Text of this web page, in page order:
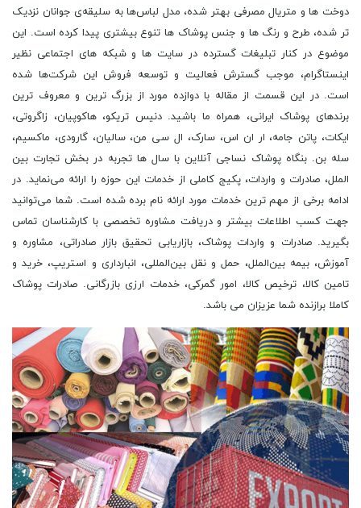
دوخت ‌ها و متریال مصرفی بهتر شده، مدل لباس‌ها به سلیقه‌ی جوانان نزدیک
‌تر شده، طرح و رنگ ‌ها و جنس پوشاک‌ ها تنوع بیشتری پیدا کرده است. این
موضوع در کنار تبلیغات گسترده در سایت‌ ها و شبکه ‌های اجتماعی نظیر
اینستاگرام، موجب گسترش فعالیت و توسعه فروش این شرکت‌ها شده
است. در این قسمت از مقاله با دوازده مورد از بزرگ ‌ترین و معروف ‌ترین
برندهای پوشاک ایرانی، همراه ما باشید. دنیس تریکو، هاکوپیان، زاگروتی،
ایکات، پاتن جامه، ار ان اس، سارک، ال سی من، سالیان، گارودی، ماکسیم،
سله بن. بنگاه پوشاک نساجی آنلاین با سال ‌ها تجربه در بخش تجارت بین‌
الملل، صادرات و واردات، پکیج کاملی از خدمات این حوزه را ارائه می‌نماید. در
ادامه برخی از مهم ‌ترین خدمات مورد ارائه نام برده شده است. شما می‌توانید
جهت کسب اطلاعات بیشتر و دریافت مشاوره تخصصی با کارشناسان تماس
بگیرید. صادرات و واردات پوشاک، بازاریابی تحقیق بازار صادراتی، مشاوره و
آموزش، بیمه بین‌الملل، حمل و نقل بین‌المللی، انبارداری و استریپ، خرید و
تامین کالا، ترخیص کالا، امور گمرکی، خدمات ارزی بازرگانی. صادرات پوشاک
کاملا برازنده شما عزیزان می باشد.